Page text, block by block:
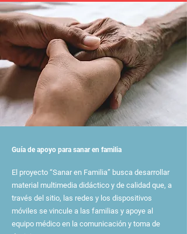
Guía de apoyo para sanar en familia
El proyecto “Sanar en Familia” busca desarrollar
material multimedia didáctico y de calidad que, a
través del sitio, las redes y los dispositivos
móviles se vincule a las familias y apoye al
equipo médico en la comunicación y toma de